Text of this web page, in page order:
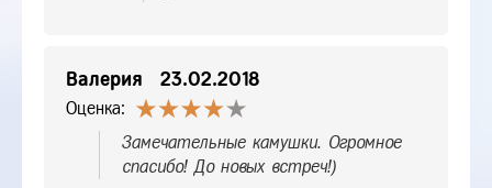
Валерия 23.02.2018
Оценка:
Замечательные камушки. Огромное
спасибо! До новых встреч!)